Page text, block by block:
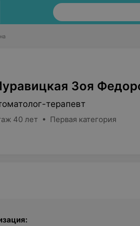
Зоя
терапевт
40 лет • Первая категория